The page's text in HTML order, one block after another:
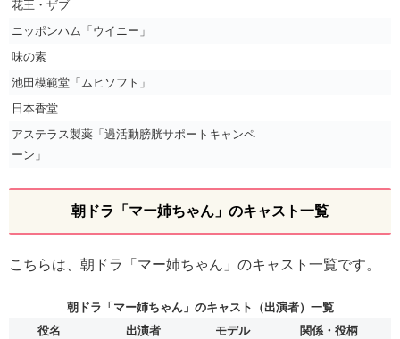
花王・ザブ
ニッポンハム「ウイニー」
味の素
池田模範堂「ムヒソフト」
日本香堂
アステラス製薬「過活動膀胱サポートキャンペ
ーン」
朝ドラ「マー姉ちゃん」のキャスト一覧
こちらは、朝ドラ「マー姉ちゃん」のキャスト一覧です。
朝ドラ「マー姉ちゃん」のキャスト（出演者）一覧
役名
出演者 モデル
関係・役柄